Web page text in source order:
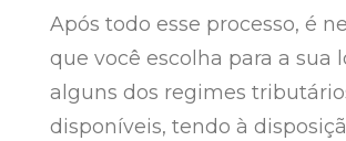
Após todo esse processo, é
que você escolha para a sua
alguns dos regimes
disponíveis, tendo à